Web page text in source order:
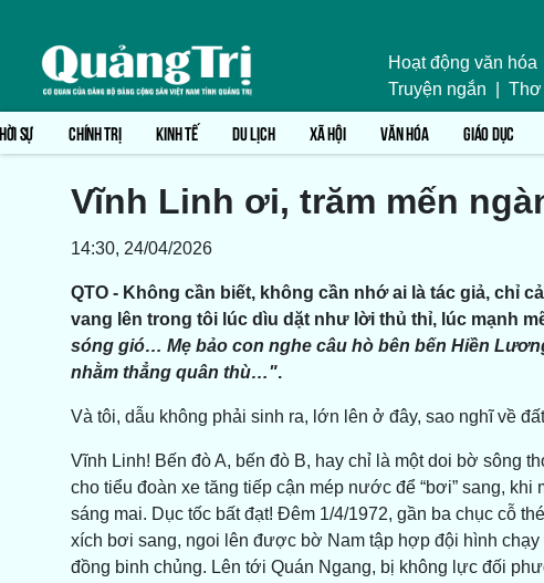
Hoạt động văn hóa
Truyện ngắn
Thơ
SỰ CHÍNH TRỊ KINH TẾ DU LỊCH XÃ HỘI VĂN HÓA GIÁO DỤC
Vĩnh Linh ơi, trăm mến
14:30, 24/04/2026
QTO - Không cần biết, không cần nhớ ai là tác giả, chỉ
vang lên trong tôi lúc dìu dặt như lời thủ thỉ, lúc mạnh
sóng gió… Mẹ bảo con nghe câu hò bên bến Hiền
nhằm thẳng quân thù…".
Và tôi, dẫu không phải sinh ra, lớn lên ở đây, sao nghĩ về
Vĩnh Linh! Bến đò A, bến đò B, hay chỉ là một doi bờ sông
cho tiểu đoàn xe tăng tiếp cận mép nước để “bơi” sang,
sáng mai. Dục tốc bất đạt! Đêm 1/4/1972, gần ba chục cỗ
xích bơi sang, ngoi lên được bờ Nam tập hợp đội hình
đồng binh chủng. Lên tới Quán Ngang, bị không lực đối